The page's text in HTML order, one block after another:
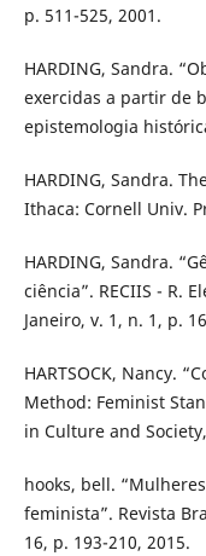
p. 511-525, 2001.
HARDING, Sandra.
exercidas a partir de
epistemologia
HARDING, Sandra.
Ithaca: Cornell Univ.
HARDING, Sandra.
ciência”. RECIIS - R.
Janeiro, v. 1, n. 1, p.
HARTSOCK, Nancy.
Method: Feminist
in Culture and
hooks, bell.
feminista”. Revista
16, p. 193-210, 2015.